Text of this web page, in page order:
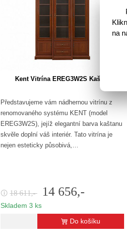
Kent Vitrína EREG3W2S Kaštan
Představujeme vám nádhernou vitrínu z
renomovaného systému KENT (model
EREG3W2S), jejíž elegantní barva kaštanu
skvěle doplní váš interiér. Tato vitrína je
nejen esteticky působivá,…
🛈 18 611,- 14 656,-
Skladem 3 ks
Do košíku
na